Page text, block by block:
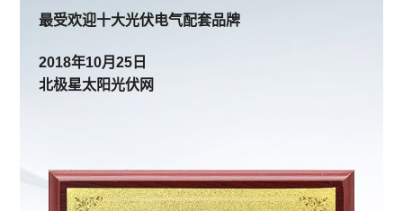
最受欢迎十大光伏电气配套品牌
2018年10月25日
北极星太阳光伏网